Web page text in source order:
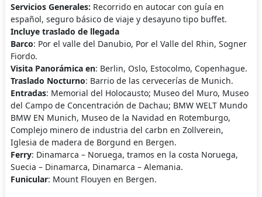
Servicios Generales: Recorrido en autocar con guía en
español, seguro básico de viaje y desayuno tipo buffet.
Incluye traslado de llegada
Barco: Por el valle del Danubio, Por el Valle del Rhin, Sogner
Fiordo.
Visita Panorámica en: Berlin, Oslo, Estocolmo, Copenhague.
Traslado Nocturno: Barrio de las cervecerías de Munich.
Entradas: Memorial del Holocausto; Museo del Muro, Museo
del Campo de Concentración de Dachau; BMW WELT Mundo
BMW EN Munich, Museo de la Navidad en Rotemburgo,
Complejo minero de industria del carbn en Zollverein,
Iglesia de madera de Borgund en Bergen.
Ferry: Dinamarca – Noruega, tramos en la costa Noruega,
Suecia – Dinamarca, Dinamarca – Alemania.
Funicular: Mount Flouyen en Bergen.